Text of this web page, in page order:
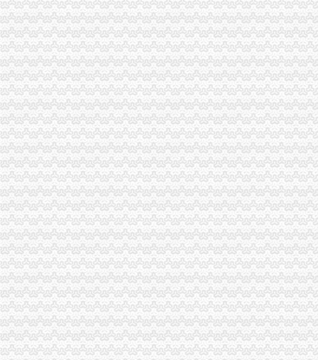
重庆企业工商电子营业执照登记信息年检流程查询网上申报系统|工商
我公司现在有营业执照,税务登记证和组织机构代码证,现在想要注
代办南岸区公司增资验资_第1页_家住南京家在在_职场_西祠胡同
市工商局企业监管所的进出口证办理流程干部上门为企业办理年检-重
杭州南岸商务代理有限公司_【信用信息_诉讼信息_财务信息_注册信息
南岸公司公司注册工商变更工商异动解除法律顾问投资公司转让【今日
重庆代办尼泊尔签证_重庆尼泊尔签证代办流程383_重庆签证中介
重庆市一方财务代理有限公司_【电话地址_招聘信息_注册信息_信用信
百业网_为企业,做推广
重庆代办埃塞俄比亚签证_重庆埃塞俄比亚签证代办流程378_重庆签证
重庆居住证办理全攻略,有了它以后再也不用愁了！_搜狐财经_搜狐网
南岸:着眼基层看问题心系群众惠民生(组图)_网易新闻
重庆巴南区营业执照代理找【渝力财务】-重庆商业街-重庆购物狂
百业网_为企业,做推广
重庆公司注销流程-文章
重庆市一方财务代理有限公司_【信用信息_诉讼信息_财务信息_注册信
注册一个公司的流程怎样?费用多少?-知乎
重庆大渡口区工商代理多少钱-商务服务-互动百科
代理公司注册_公司变更_工商注册代理代办_注册公司流程及费用-重庆
重庆市江北区营业执照办理流程_营业执照办理-益记财务公司_【会计
（机场路）白云区工商注册,广州营业执照办理-广州58同城
重庆丙成置业代理有限公司_【电话地址_招聘信息_注册信息_信用信息
重庆公司注销流程-文章
安徽省企业标准备案怎么找代理申请？_搜狐其它_搜狐网